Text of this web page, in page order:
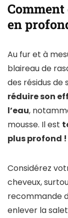
en
Au fur et à
blaireau de
des résidus de
réduire son
l’eau,
mousse. Il est
plus profond !
Considérez
cheveux,
recommande
enlever la